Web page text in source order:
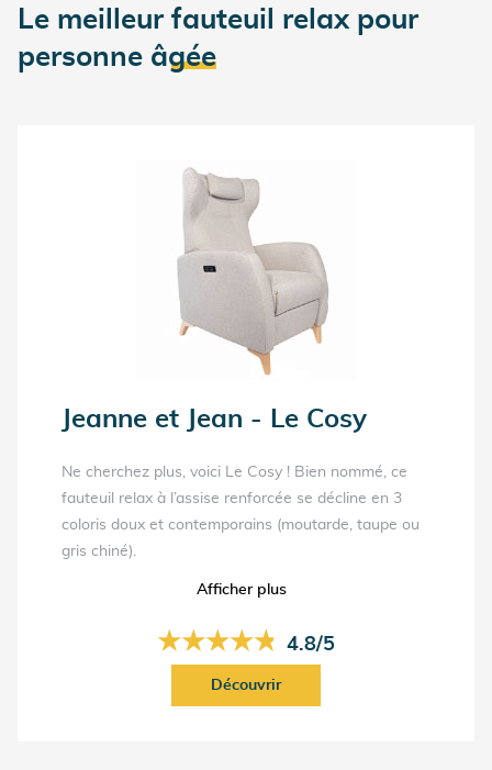
Le meilleur fauteuil relax pour
personne âgée
Jeanne et Jean - Le Cosy
Ne cherchez plus, voici Le Cosy ! Bien nommé, ce
fauteuil relax à l’assise renforcée se décline en 3
coloris doux et contemporains (moutarde, taupe ou
gris chiné).
de l’utilisateur. En effet, le dossier et le repose
jambes s'inclinent indépendamment pour un réglage
optimum des positions. Le pilotage des mouvements
s’effectue au moyen d’une télécommande
Afficher plus
4.8/5
★★★★★
★★★★★
Découvrir